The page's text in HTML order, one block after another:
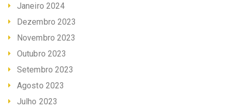
Janeiro 2024
Dezembro 2023
Novembro 2023
Outubro 2023
Setembro 2023
Agosto 2023
Julho 2023